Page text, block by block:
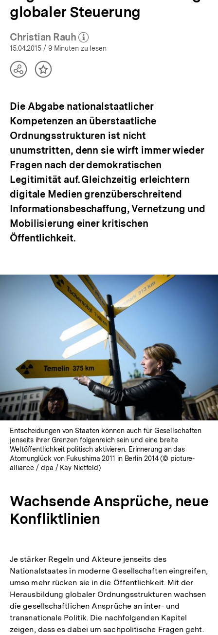
globaler Steuerung
Christian Rauh
(Mehr zum Autor)
öffnen
15.04.2015 / 9 Minuten zu lesen
TeilenInhalt
Die Abgabe nationalstaatlicher
Kompetenzen an überstaatliche
Ordnungsstrukturen ist nicht
unumstritten, denn sie wirft immer wieder
Fragen nach der demokratischen
Legitimität auf. Gleichzeitig erleichtern
digitale Medien grenzüberschreitend
Informationsbeschaffung, Vernetzung und
Mobilisierung einer kritischen
Öffentlichkeit.
Entscheidungen von Staaten können auch für Gesellschaften
jenseits ihrer Grenzen folgenreich sein und eine breite
Weltöffentlichkeit politisch aktivieren. Erinnerung an das
Atomunglück von Fukushima 2011 in Berlin 2014 (© picture-
alliance / dpa / Kay Nietfeld)
Wachsende Ansprüche, neue
Konfliktlinien
Je stärker Regeln und Akteure jenseits des
Nationalstaates in moderne Gesellschaften eingreifen,
umso mehr rücken sie in die Öffentlichkeit. Mit der
Herausbildung globaler Ordnungsstrukturen wachsen
die gesellschaftlichen Ansprüche an inter- und
transnationale Politik. Die nachfolgenden Kapitel
zeigen, dass es dabei um sachpolitische Fragen geht.